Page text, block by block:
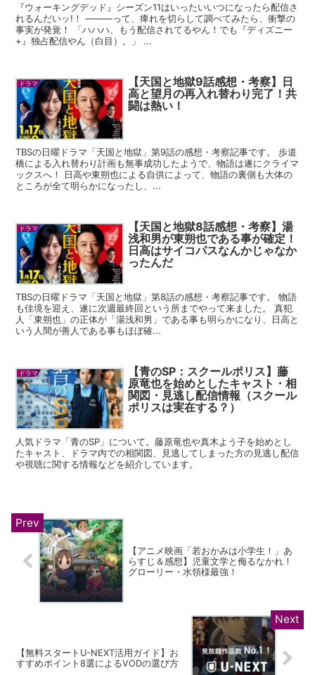
『ウォーキングデッド』シーズン11はいったいいつになったら配信さ
れるんだいッ!！ ―――って、痺れを切らして調べてみたら、衝撃の
事実が発覚！ 「ハハハ、もう配信されてるやん！でも『ディズニー
+』独占配信やん（白目）。」 ...
ドラマ
【天国と地獄9話感想・考察】日
高と望月の再入れ替わり完了！共
闘は熱い！
TBSの日曜ドラマ「天国と地獄」第9話の感想・考察記事です。 歩道
橋による入れ替わり計画も無事成功したようで、物語は遂にクライマ
ックスへ！ 日高や東朔也による自供によって、物語の裏側も大体の
ところが全て明らかになったし、...
ドラマ
【天国と地獄8話感想・考察】湯
浅和男が東朔也である事が確定！
日高はサイコパスなんかじゃなか
ったんだ
TBSの日曜ドラマ「天国と地獄」第8話の感想・考察記事です。 物語
も佳境を迎え、遂に次週最終回という所までやって来ました。 真犯
人「東朔也」の正体が「湯浅和男」である事も明らかになり、日高と
いう人間が善人である事もほぼ確...
ドラマ
【青のSP：スクールポリス】藤
原竜也を始めとしたキャスト・相
関図・見逃し配信情報（スクール
ポリスは実在する？）
人気ドラマ「青のSP」について。藤原竜也や真木よう子を始めとし
たキャスト、ドラマ内での相関図、見逃してしまった方の見逃し配信
や視聴に関する情報などを紹介しています。
【アニメ映画「若おかみは小学生！」あ
らすじ＆感想】児童文学と侮るなかれ！
グローリー・水領様最強！
【無料スタートU-NEXT活用ガイド】お
すすめポイント8選によるVODの選び方